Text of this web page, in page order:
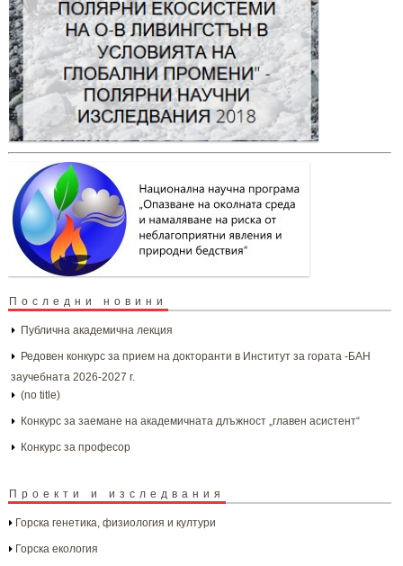
Последни новини
Публична академична лекция
Редовен конкурс за прием на докторанти в Институт за гората -БАН
заучебната 2026-2027 г.
(no title)
Конкурс за заемане на академичната длъжност „главен асистент“
Конкурс за професор
Проекти и изследвания
Горска генетика, физиология и култури
Горска екология